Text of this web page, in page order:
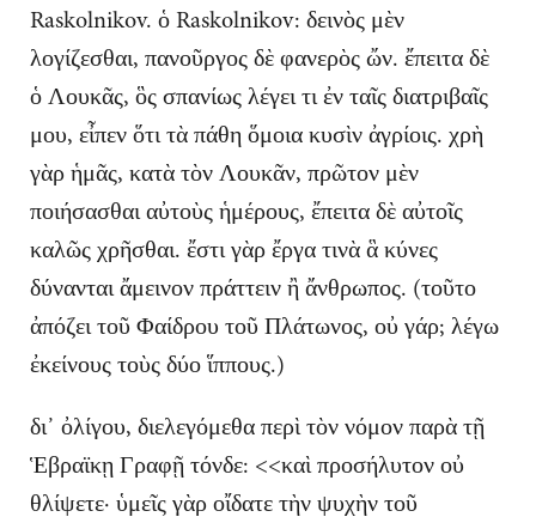
Raskolnikov. ὁ Raskolnikov: δεινὸς μὲν
λογίζεσθαι, πανοῦργος δὲ φανερὸς ὤν. ἔπειτα δὲ
ὁ Λουκᾶς, ὃς σπανίως λέγει τι ἐν ταῖς διατριβαῖς
μου, εἶπεν ὅτι τὰ πάθη ὅμοια κυσὶν ἀγρίοις. χρὴ
γὰρ ἡμᾶς, κατὰ τὸν Λουκᾶν, πρῶτον μὲν
ποιήσασθαι αὐτοὺς ἡμέρους, ἔπειτα δὲ αὐτοῖς
καλῶς χρῆσθαι. ἔστι γὰρ ἔργα τινὰ ἃ κύνες
δύνανται ἄμεινον πράττειν ἢ ἄνθρωπος. (τοῦτο
ἀπόζει τοῦ Φαίδρου τοῦ Πλάτωνος, οὐ γάρ; λέγω
ἐκείνους τοὺς δύο ἵππους.)
δι᾽ ὀλίγου, διελεγόμεθα περὶ τὸν νόμον παρὰ τῇ
Ἑβραϊκῃ Γραφῇ τόνδε: <<καὶ προσήλυτον οὐ
θλίψετε· ὑμεῖς γὰρ οἴδατε τὴν ψυχὴν τοῦ